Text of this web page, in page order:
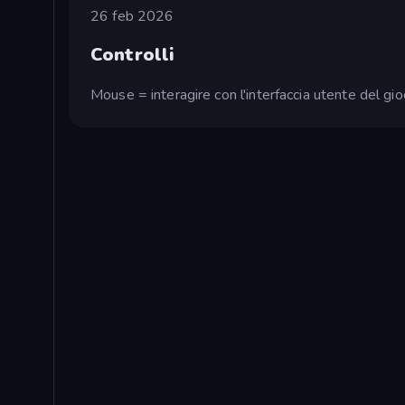
26 feb 2026
Controlli
Mouse = interagire con l'interfaccia utente del